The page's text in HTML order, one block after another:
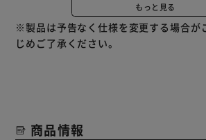
◆管理医療機器認証取得
国で認められた第三者機関で医療機器と
計です。
◆脱アレルギーカフ
もっと見る
※製品は予告なく仕様を変更する場合が
じめご了承ください。
商品情報